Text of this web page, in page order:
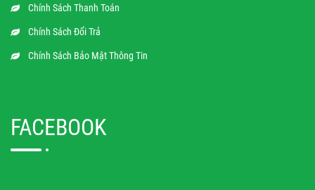
Chính Sách Thanh Toán
Chính Sách Đổi Trả
Chính Sách Bảo Mật Thông Tin
FACEBOOK